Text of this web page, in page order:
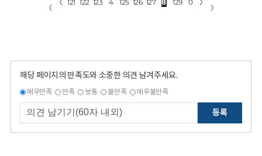
〈
〈 121 122 123
4
125 126 127
8
129
0
〉
〉
해당 페이지의 만족도와 소중한 의견 남겨주세요.
매우만족 만족 보통 불만족 매우불만족
등록